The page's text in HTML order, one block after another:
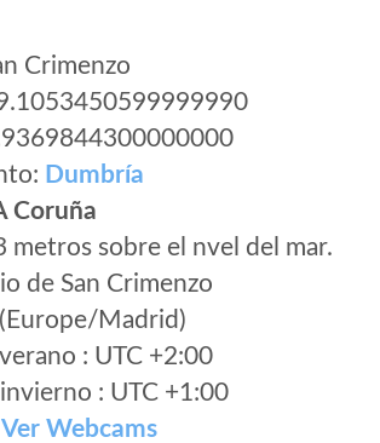
Crimenzo
Dumbría
Coruña
sobre el nvel del mar.
de San Crimenzo
Madrid)
: UTC +2:00
: UTC +1:00
Ver Webcams